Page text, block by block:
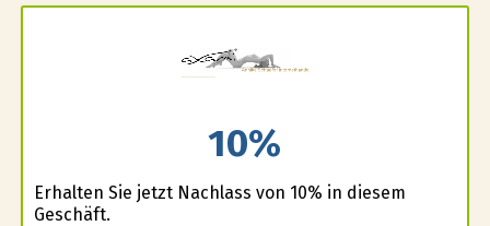
10%
Erhalten Sie jetzt Nachlass von 10% in diesem
Geschäft.